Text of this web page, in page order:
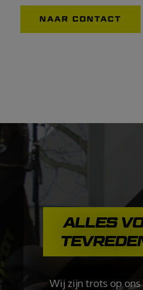
NAAR CONTACT
ALLES
Wij zijn trots op